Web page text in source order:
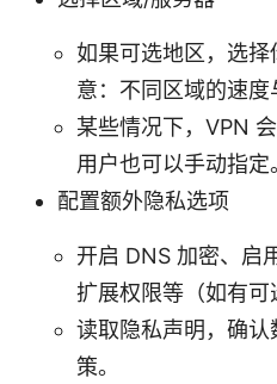
如果可选地区，选
意：不同区域的速度
某些情况下，VPN
用户也可以手动指定
配置额外隐私选项
开启 DNS 加密、启
扩展权限等（如有可
读取隐私声明，确
策。